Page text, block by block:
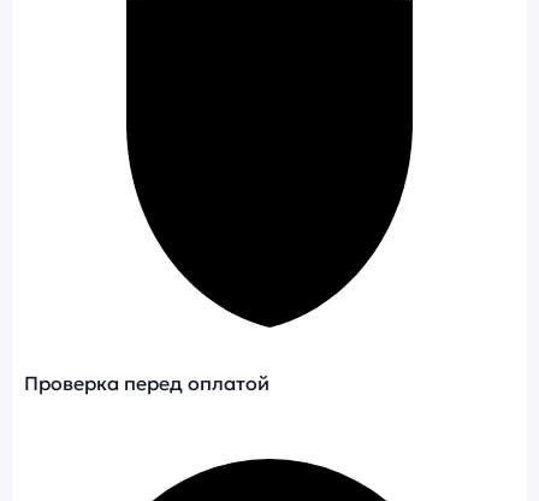
Проверка перед оплатой